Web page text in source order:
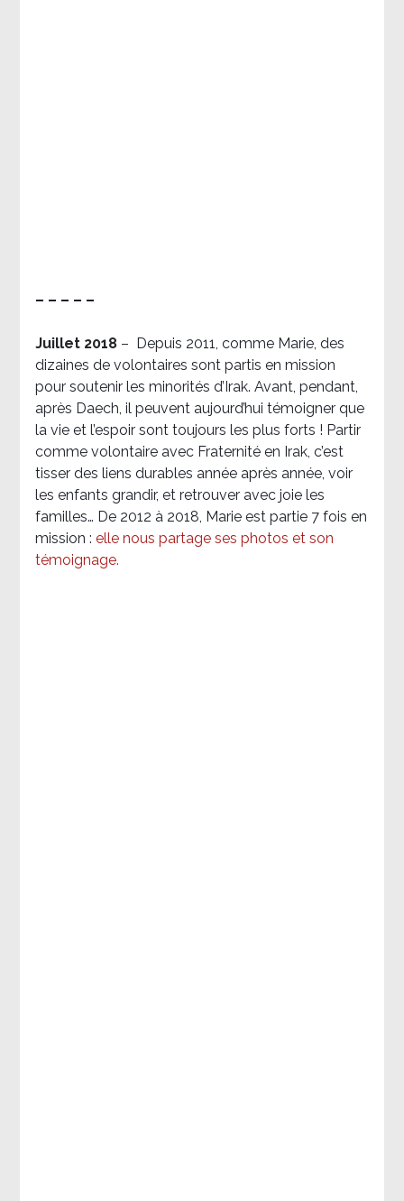
– – – – –
Juillet 2018 –
Depuis 2011, comme Marie, des
dizaines de volontaires sont partis en mission
pour soutenir les minorités d’Irak. Avant, pendant,
après Daech, il peuvent aujourd’hui témoigner que
la vie et l’espoir sont toujours les plus forts ! Partir
comme volontaire avec Fraternité en Irak, c’est
tisser des liens durables année après année, voir
les enfants grandir, et retrouver avec joie les
familles… De 2012 à 2018, Marie est partie 7 fois en
mission : elle nous partage ses photos et son
témoignage.